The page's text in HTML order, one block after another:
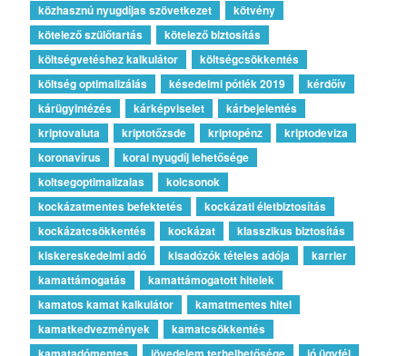
közhasznú nyugdíjas szövetkezet
kötvény
kötelező szülőtartás
kötelező biztosítás
költségvetéshez kalkulátor
költségcsökkentés
költség optimalizálás
késedelmi pótlék 2019
kérdőív
kárügyintézés
kárképviselet
kárbejelentés
kriptovaluta
kriptotőzsde kriptopénz
kriptodeviza
koronavírus
korai nyugdíj lehetősége
koltsegoptimalizalas
kolcsonok
kockázatmentes befektetés
kockázati életbiztosítás
kockázatcsökkentés
kockázat
klasszikus biztosítás
kiskereskedelmi adó
kisadózók tételes adója
karrier
kamattámogatás
kamattámogatott hitelek
kamatos kamat kalkulátor
kamatmentes hitel
kamatkedvezmények
kamatcsökkentés